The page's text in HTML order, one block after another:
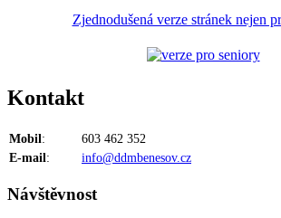
Zjednodušená verze stránek nejen
Kontakt
Mobil:
603 462 352
E-mail: info@ddmbenesov.cz
Návštěvnost